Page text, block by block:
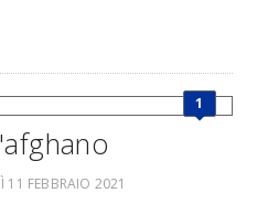
1
11 FEBBRAIO 2021